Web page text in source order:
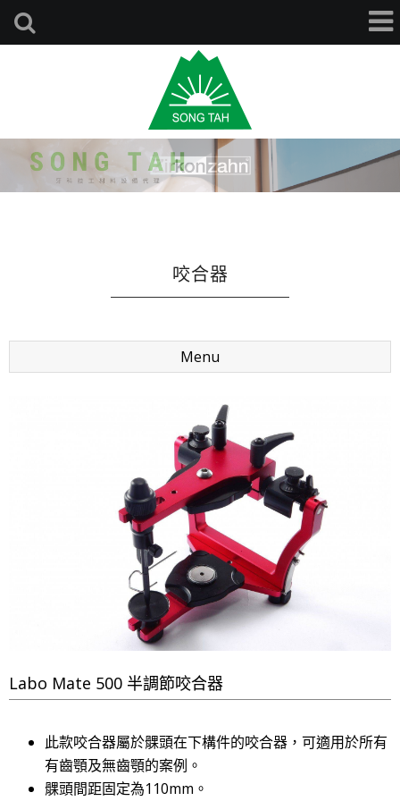
咬合器
Menu
Labo Mate 500 半調節咬合器
此款咬合器屬於髁頭在下構件的咬合器，可適用於所有
有齒顎及無齒顎的案例。
髁頭間距固定為110mm。